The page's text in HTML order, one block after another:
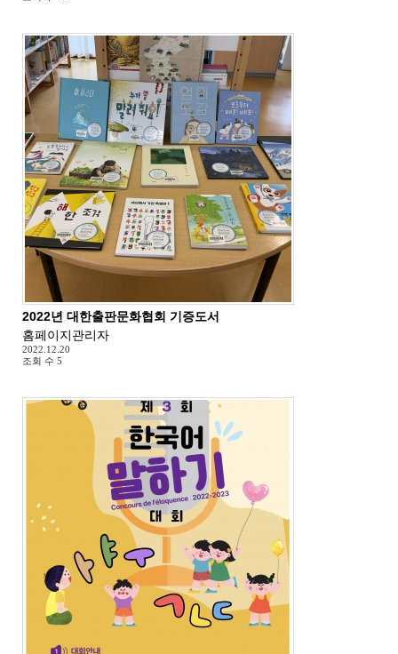
2022년 대한출판문화협회 기증도서
홈페이지관리자
2022.12.20
조회 수 5